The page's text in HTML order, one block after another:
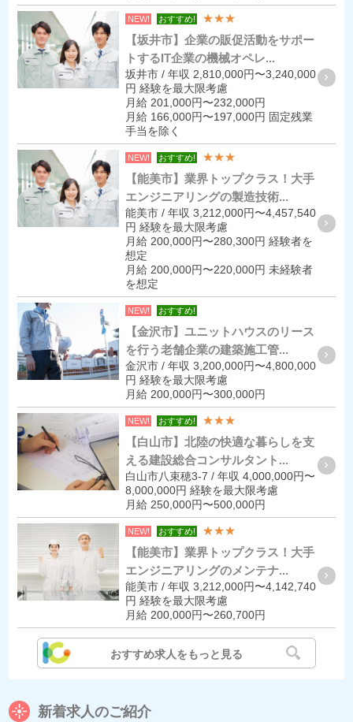
NEW! おすすめ! ★★★
【坂井市】企業の販促活動をサポー
トするIT企業の機械オペレ...
坂井市 / 年収 2,810,000円〜3,240,000
円 経験を最大限考慮
月給 201,000円〜232,000円
月給 166,000円〜197,000円 固定残業
手当を除く
NEW! おすすめ! ★★★
【能美市】業界トップクラス！大手
エンジニアリングの製造技術...
能美市 / 年収 3,212,000円〜4,457,540
円 経験を最大限考慮
月給 200,000円〜280,300円 経験者を
想定
月給 200,000円〜220,000円 未経験者
を想定
NEW! おすすめ!
【金沢市】ユニットハウスのリース
を行う老舗企業の建築施工管...
金沢市 / 年収 3,200,000円〜4,800,000
円 経験を最大限考慮
月給 200,000円〜300,000円
NEW! おすすめ! ★★★
【白山市】北陸の快適な暮らしを支
える建設総合コンサルタント...
白山市八束穂3-7 / 年収 4,000,000円〜
8,000,000円 経験を最大限考慮
月給 250,000円〜500,000円
NEW! おすすめ! ★★★
【能美市】業界トップクラス！大手
エンジニアリングのメンテナ...
能美市 / 年収 3,212,000円〜4,142,740
円 経験を最大限考慮
月給 200,000円〜260,700円
おすすめ求人をもっと見る
新着求人のご紹介